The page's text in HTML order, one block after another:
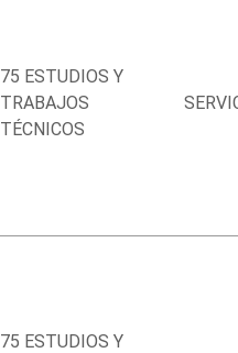
75 ESTUDIOS Y
TRABAJOS
TÉCNICOS
75 ESTUDIOS Y